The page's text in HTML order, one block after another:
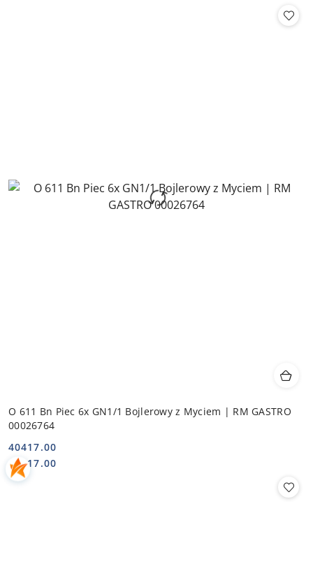
O 611 Bn Piec 6x GN1/1 Bojlerowy z Myciem | RM GASTRO
00026764
Cena:
40417.00
Cena:
40417.00